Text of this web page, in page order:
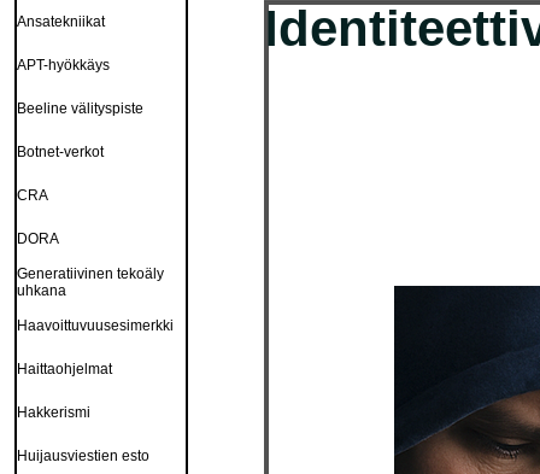
Ansatekniikat
APT-hyökkäys
Beeline välityspiste
Botnet-verkot
CRA
DORA
Generatiivinen tekoäly
uhkana
Haavoittuvuusesimerkki
Haittaohjelmat
Hakkerismi
Huijausviestien esto